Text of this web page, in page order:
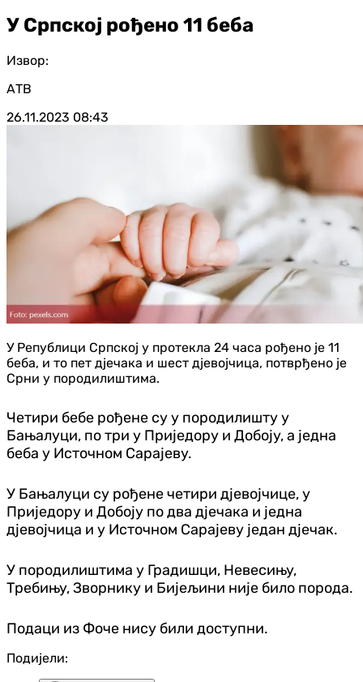
У Српској рођено 11 беба
Извор:
АТВ
26.11.2023 08:43
У Републици Српској у протекла 24 часа рођено је 11
беба, и то пет д‌јечака и шест д‌јевојчица, потврђено је
Срни у породилиштима.
Четири бебе рођене су у породилишту у
Бањалуци, по три у Приједору и Добоју, а једна
беба у Источном Сарајеву.
У Бањалуци су рођене четири д‌јевојчице, у
Приједору и Добоју по два д‌јечака и једна
д‌јевојчица и у Источном Сарајеву један д‌јечак.
У породилиштима у Градишци, Невесињу,
Требињу, Зворнику и Бијељини није било порода.
Подаци из Фоче нису били доступни.
Подијели: